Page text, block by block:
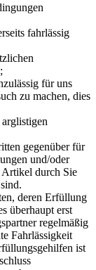
fahrlässig
für uns
zu machen, dies
gegenüber für
und/oder
Artikel durch Sie
deren Erfüllung
überhaupt erst
regelmäßig
Fahrlässigkeit
ist